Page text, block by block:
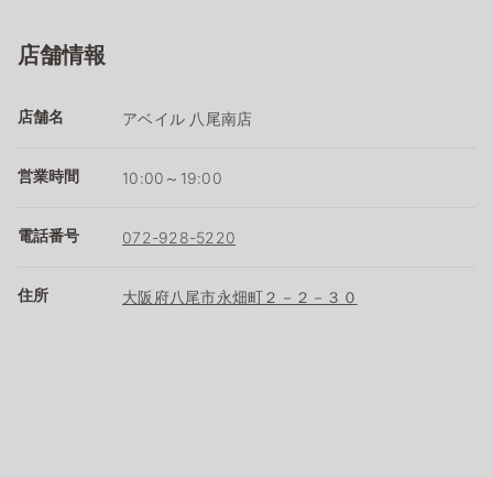
店舗情報
店舗名 アベイル 八尾南店
営業時間 10:00～19:00
電話番号 072-928-5220
住所 大阪府八尾市永畑町２－２－３０